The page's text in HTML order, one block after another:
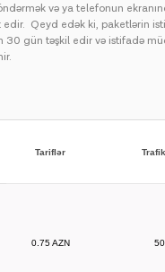
və ya telefonun
edir. Qeyd edək ki, paketlərin
30 gün təşkil edir və istifadə
Tariflər
0.75 AZN